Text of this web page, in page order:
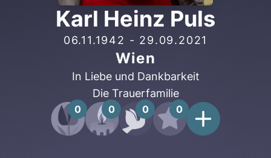
Karl Heinz Puls
06.11.1942 - 29.09.2021
Wien
In Liebe und Dankbarkeit
Die Trauerfamilie
0 0 0 0